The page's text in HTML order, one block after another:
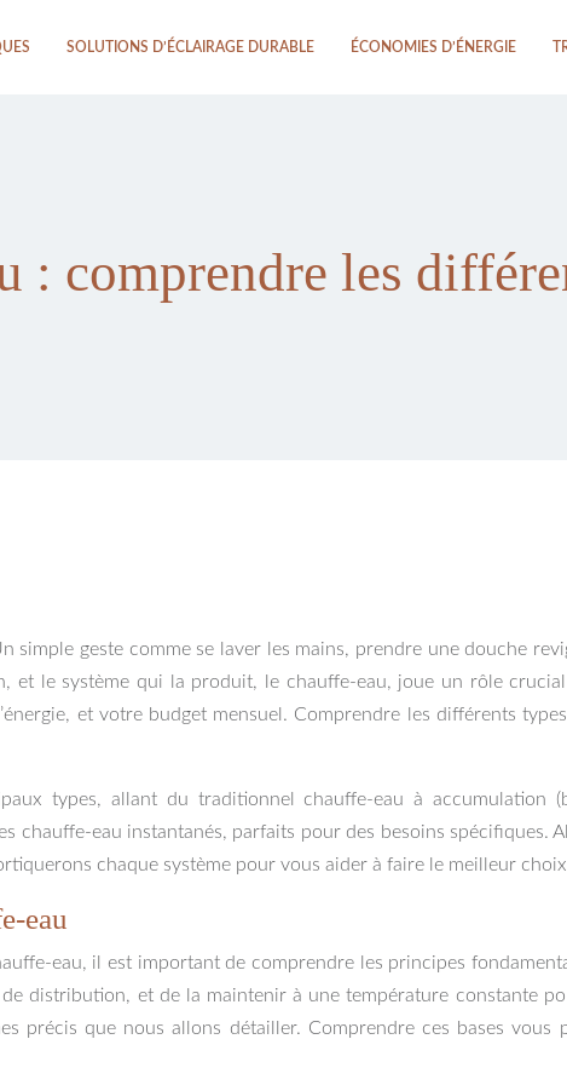
SOLUTIONS D’ÉCLAIRAGE DURABLE ÉCONOMIES D’ÉNERGIE
: comprendre les
simple geste comme se laver les mains, prendre une douche
et le système qui la produit, le chauffe-eau, joue un rôle
et votre budget mensuel. Comprendre les différents
types, allant du traditionnel chauffe-eau à accumulation
chauffe-eau instantanés, parfaits pour des besoins spécifiques.
chaque système pour vous aider à faire le meilleur
eau
eau, il est important de comprendre les principes
distribution, et de la maintenir à une température constante
précis que nous allons détailler. Comprendre ces bases